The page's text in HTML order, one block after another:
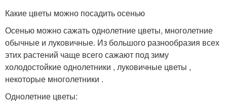
Какие цветы можно посадить осенью
Осенью можно сажать однолетние цветы, многолетние
обычные и луковичные. Из большого разнообразия всех
этих растений чаще всего сажают под зиму
холодостойкие однолетники , луковичные цветы ,
некоторые многолетники .
Однолетние цветы: